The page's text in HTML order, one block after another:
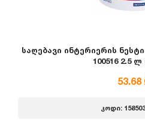
საღებავი ინტერიერის
100516 2.5
53.68
კოდი: